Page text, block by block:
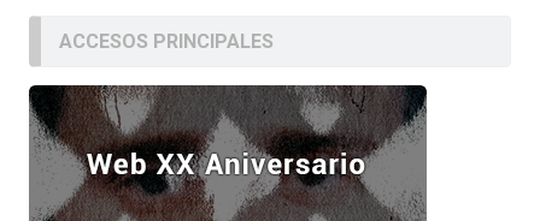
ACCESOS PRINCIPALES